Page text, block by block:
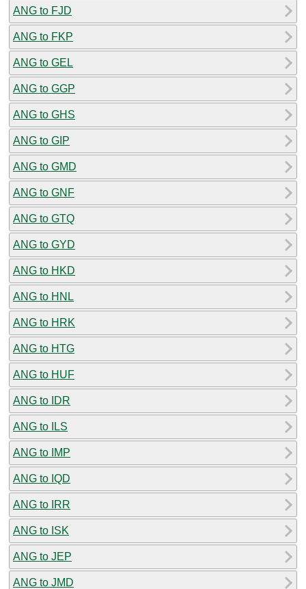
ANG to FJD
ANG to FKP
ANG to GEL
ANG to GGP
ANG to GHS
ANG to GIP
ANG to GMD
ANG to GNF
ANG to GTQ
ANG to GYD
ANG to HKD
ANG to HNL
ANG to HRK
ANG to HTG
ANG to HUF
ANG to IDR
ANG to ILS
ANG to IMP
ANG to IQD
ANG to IRR
ANG to ISK
ANG to JEP
ANG to JMD